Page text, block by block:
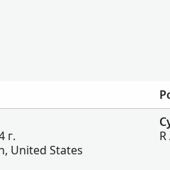
г.
United States